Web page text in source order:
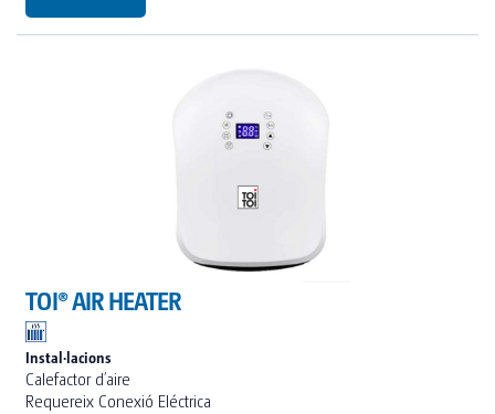
TOI® AIR HEATER
Instal·lacions
Calefactor d’aire
Requereix Conexió Eléctrica